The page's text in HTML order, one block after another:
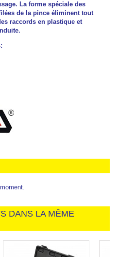
La forme spéciale des
de la pince éliminent tout
raccords en plastique et
DANS LA MÊME